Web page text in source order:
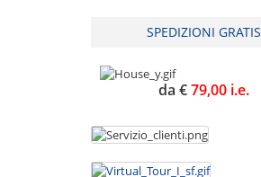
SPEDIZIONI GRATIS
da €79,00 i.e.